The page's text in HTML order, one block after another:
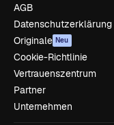
AGB
Datenschutzerklärung
Originale Neu
Cookie-Richtlinie
Vertrauenszentrum
Partner
Unternehmen